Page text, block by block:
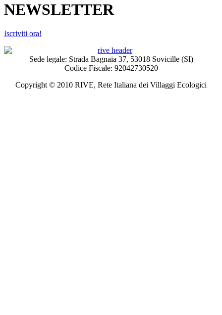
NEWSLETTER
Iscriviti ora!
Sede legale: Strada Bagnaia 37, 53018 Sovicille (SI)
Codice Fiscale: 92042730520
Copyright © 2010 RIVE, Rete Italiana dei Villaggi Ecologici